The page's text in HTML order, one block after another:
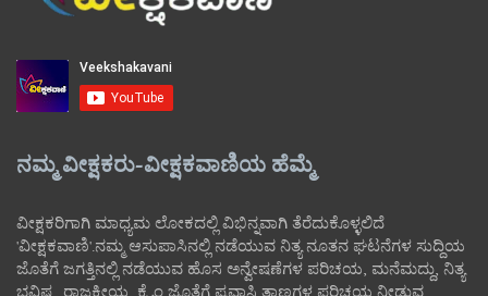
ನಮ್ಮ ವೀಕ್ಷಕರು-ವೀಕ್ಷಕವಾಣಿಯ ಹೆಮ್ಮೆ
ವೀಕ್ಷಕರಿಗಾಗಿ ಮಾಧ್ಯಮ ಲೋಕದಲ್ಲಿ ವಿಭಿನ್ನವಾಗಿ ತೆರೆದುಕೊಳ್ಳಲಿದೆ
'ವೀಕ್ಷಕವಾಣಿ'.ನಮ್ಮ ಆಸುಪಾಸಿನಲ್ಲಿ ನಡೆಯುವ ನಿತ್ಯ ನೂತನ ಘಟನೆಗಳ ಸುದ್ದಿಯ
ಜೊತೆಗೆ ಜಗತ್ತಿನಲ್ಲಿ ನಡೆಯುವ ಹೊಸ ಅನ್ವೇಷಣೆಗಳ ಪರಿಚಯ, ಮನೆಮದ್ದು, ನಿತ್ಯ